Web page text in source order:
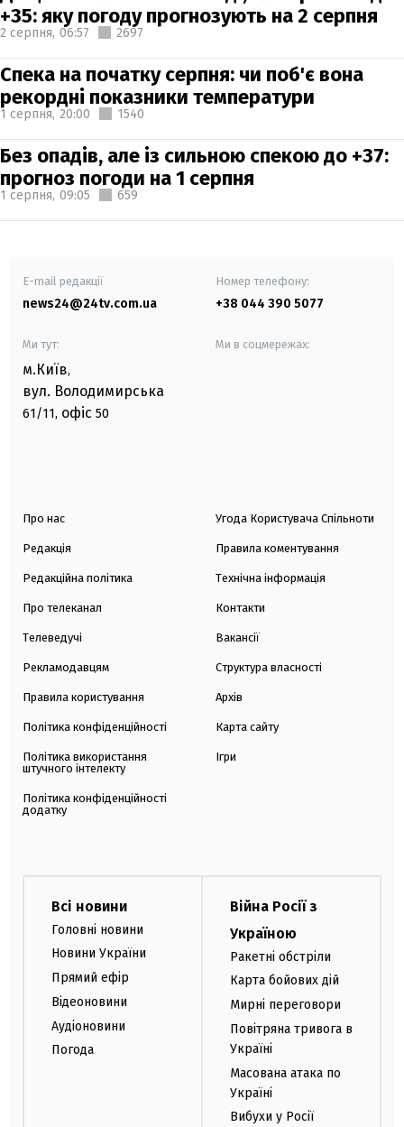
+35: яку погоду прогнозують на 2 серпня
2 серпня, 06:57 2697
Спека на початку серпня: чи поб'є вона
рекордні показники температури
1 серпня, 20:00 1540
Без опадів, але із сильною спекою до +37:
прогноз погоди на 1 серпня
1 серпня, 09:05 659
E-mail редакції
news24@24tv.com.ua
Номер телефону:
+38 044 390 5077
Ми тут:
м.Київ,
вул. Володимирська
61/11, офіс 50
Ми в соцмережах:
Про нас
Редакція
Редакційна політика
Про телеканал
Телеведучі
Рекламодавцям
Правила користування
Політика конфіденційності
Політика використання
штучного інтелекту
Політика конфіденційності
додатку
Угода Користувача Спільноти
Правила коментування
Технічна інформація
Контакти
Вакансії
Структура власності
Архів
Карта сайту
Ігри
Всі новини
Головні новини
Новини України
Прямий ефір
Відеоновини
Аудіоновини
Погода
Війна Росії з
Україною
Ракетні обстріли
Карта бойових дій
Мирні переговори
Повітряна тривога в
Україні
Масована атака по
Україні
Вибухи у Росії